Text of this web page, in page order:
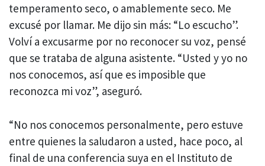
temperamento seco, o amablemente seco. Me
excusé por llamar. Me dijo sin más: “Lo escucho”.
Volví a excusarme por no reconocer su voz, pensé
que se trataba de alguna asistente. “Usted y yo no
nos conocemos, así que es imposible que
reconozca mi voz”, aseguró.
“No nos conocemos personalmente, pero estuve
entre quienes la saludaron a usted, hace poco, al
final de una conferencia suya en el Instituto de